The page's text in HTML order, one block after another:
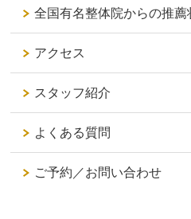
全国有名整体院からの推薦
アクセス
スタッフ紹介
よくある質問
ご予約／お問い合わせ